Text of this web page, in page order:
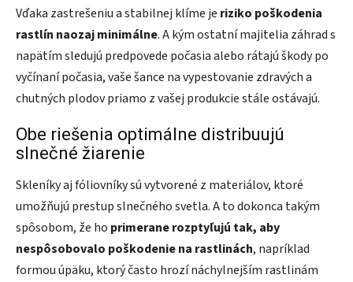
Vďaka zastrešeniu a stabilnej klíme je riziko poškodenia
rastlín naozaj minimálne. A kým ostatní majitelia záhrad s
napätím sledujú predpovede počasia alebo rátajú škody po
vyčínaní počasia, vaše šance na vypestovanie zdravých a
chutných plodov priamo z vašej produkcie stále ostávajú.
Obe riešenia optimálne distribuujú
slnečné žiarenie
Skleníky aj fóliovníky sú vytvorené z materiálov, ktoré
umožňujú prestup slnečného svetla. A to dokonca takým
spôsobom, že ho primerane rozptyľujú tak, aby
nespôsobovalo poškodenie na rastlinách, napríklad
formou úpäku, ktorý často hrozí náchylnejším rastlinám